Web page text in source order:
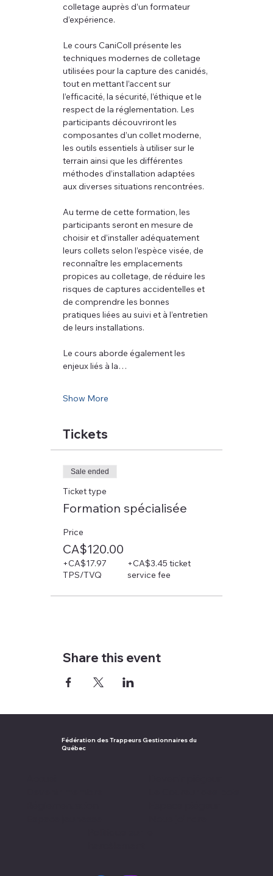
colletage auprès d’un formateur
d’expérience.
Le cours CaniColl présente les
techniques modernes de colletage
utilisées pour la capture des canidés,
tout en mettant l’accent sur
l’efficacité, la sécurité, l’éthique et le
respect de la réglementation. Les
participants découvriront les
composantes d’un collet moderne,
les outils essentiels à utiliser sur le
terrain ainsi que les différentes
méthodes d’installation adaptées
aux diverses situations rencontrées.
Au terme de cette formation, les
participants seront en mesure de
choisir et d’installer adéquatement
leurs collets selon l’espèce visée, de
reconnaître les emplacements
propices au colletage, de réduire les
risques de captures accidentelles et
de comprendre les bonnes
pratiques liées au suivi et à l’entretien
de leurs installations.
Le cours aborde également les
enjeux liés à la…
Show More
Tickets
Sale ended
Ticket type
Formation spécialisée
Price
CA$120.00
+CA$17.97
TPS/TVQ
+CA$3.45 ticket
service fee
Share this event
Fédération des Trappeurs Gestionnaires du
Québec